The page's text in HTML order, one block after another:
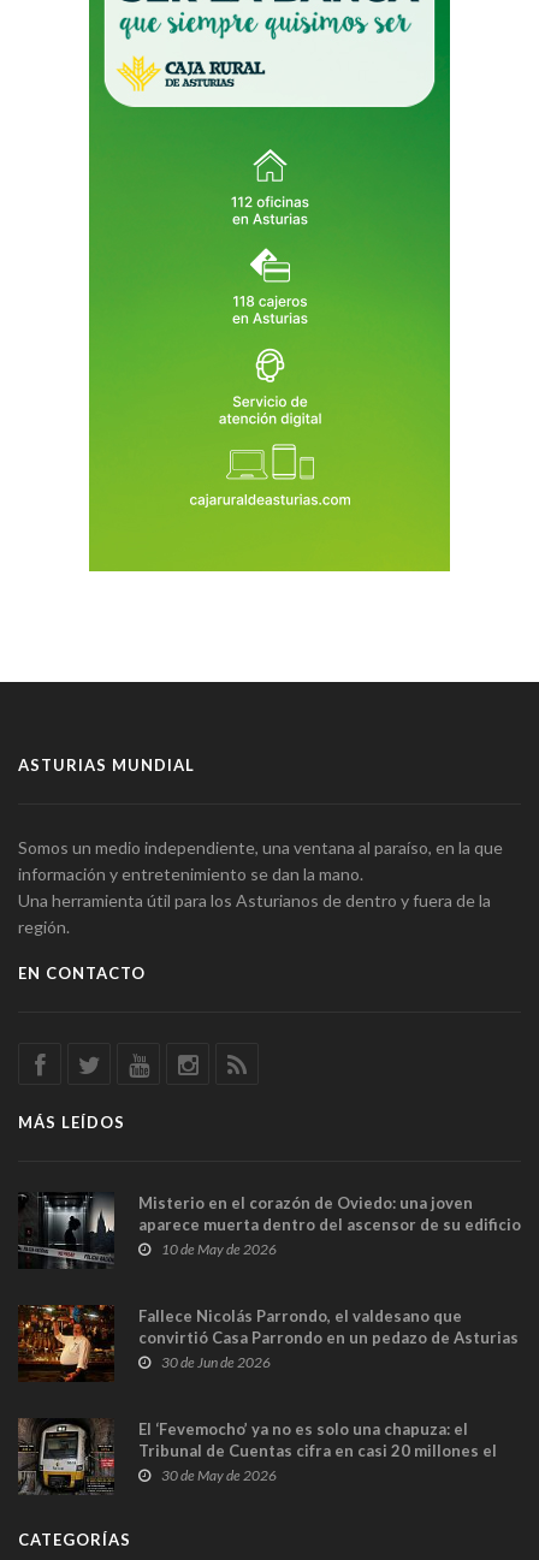
ASTURIAS MUNDIAL
Somos un medio independiente, una ventana al paraíso, en la que
información y entretenimiento se dan la mano.
Una herramienta útil para los Asturianos de dentro y fuera de la
región.
EN CONTACTO
MÁS LEÍDOS
Misterio en el corazón de Oviedo: una joven
aparece muerta dentro del ascensor de su edificio
y las cámaras captan sus últimos minutos
10 de May de 2026
Fallece Nicolás Parrondo, el valdesano que
convirtió Casa Parrondo en un pedazo de Asturias
en Madrid
30 de Jun de 2026
El ‘Fevemocho’ ya no es solo una chapuza: el
Tribunal de Cuentas cifra en casi 20 millones el
sobrecoste de los trenes que no cabían por los
30 de May de 2026
CATEGORÍAS